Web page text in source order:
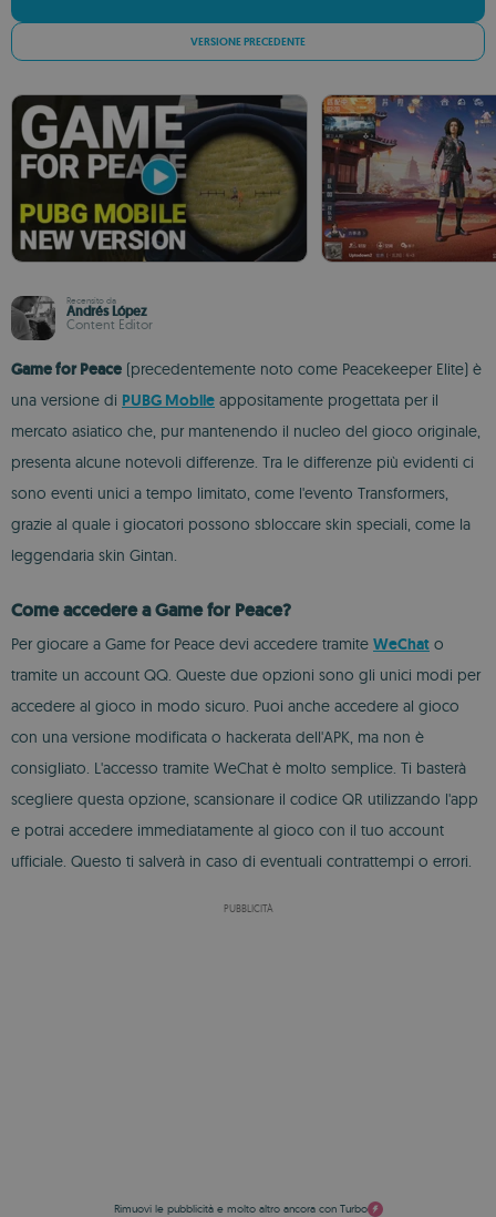
VERSIONE PRECEDENTE
Recensito da
Andrés López
Content Editor
Game for Peace (precedentemente noto come Peacekeeper Elite) è
una versione di PUBG Mobile appositamente progettata per il
mercato asiatico che, pur mantenendo il nucleo del gioco originale,
presenta alcune notevoli differenze. Tra le differenze più evidenti ci
sono eventi unici a tempo limitato, come l'evento Transformers,
grazie al quale i giocatori possono sbloccare skin speciali, come la
leggendaria skin Gintan.
Come accedere a Game for Peace?
Per giocare a Game for Peace devi accedere tramite WeChat o
tramite un account QQ. Queste due opzioni sono gli unici modi per
accedere al gioco in modo sicuro. Puoi anche accedere al gioco
con una versione modificata o hackerata dell'APK, ma non è
consigliato. L'accesso tramite WeChat è molto semplice. Ti basterà
scegliere questa opzione, scansionare il codice QR utilizzando l'app
e potrai accedere immediatamente al gioco con il tuo account
ufficiale. Questo ti salverà in caso di eventuali contrattempi o errori.
PUBBLICITÀ
Rimuovi le pubblicità e molto altro ancora con Turbo